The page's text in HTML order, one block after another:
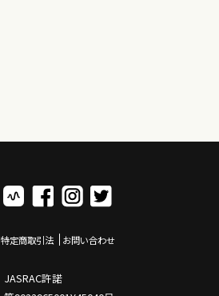
特定商取引法 お問い合わせ
JASRAC許諾